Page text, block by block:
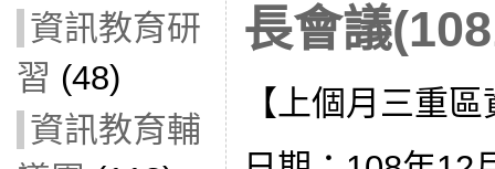
資訊教育研
習 (48)
資訊教育輔
長會議
【上個月三重